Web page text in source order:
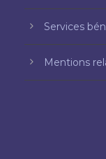
Services
Mentions